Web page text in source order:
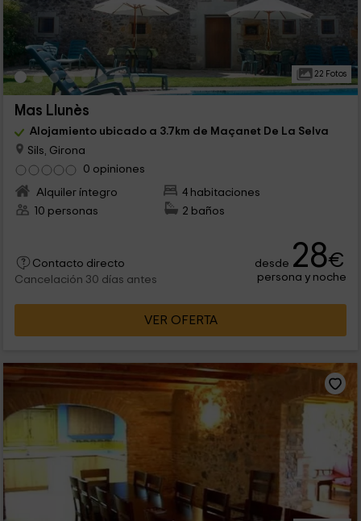
22 Fotos
Mas Llunès
Alojamiento ubicado a 3.7km de Maçanet De La Selva
Sils, Girona
0 opiniones
Alquiler íntegro
4 habitaciones
10 personas
2 baños
Contacto directo
Cancelación 30 días antes
desde 28€
persona y noche
VER OFERTA